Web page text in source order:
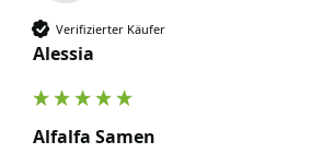
Verifizierter Käufer
Alessia
Alfalfa Samen